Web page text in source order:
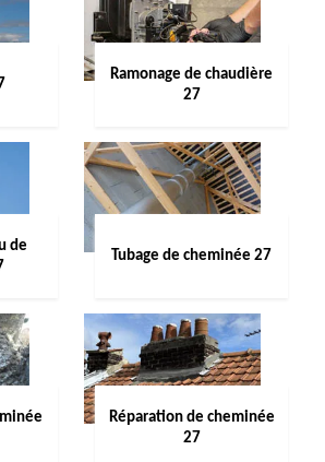
Ramonage de chaudière
27
de
Tubage de cheminée 27
Réparation de cheminée
27